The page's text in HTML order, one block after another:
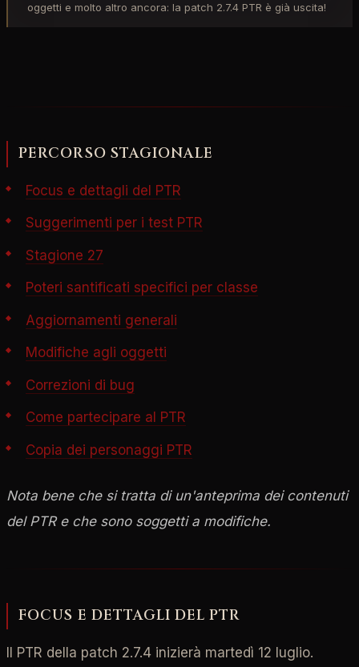
oggetti e molto altro ancora: la patch 2.7.4 PTR è già uscita!
PERCORSO STAGIONALE
Focus e dettagli del PTR
Suggerimenti per i test PTR
Stagione 27
Poteri santificati specifici per classe
Aggiornamenti generali
Modifiche agli oggetti
Correzioni di bug
Come partecipare al PTR
Copia dei personaggi PTR
Nota bene che si tratta di un'anteprima dei contenuti
del PTR e che sono soggetti a modifiche.
FOCUS E DETTAGLI DEL PTR
Il PTR della patch 2.7.4 inizierà martedì 12 luglio.